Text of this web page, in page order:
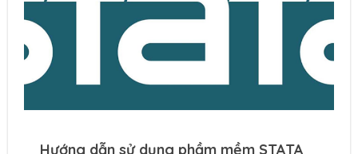
Hướng dẫn sử dụng phầm mềm STATA